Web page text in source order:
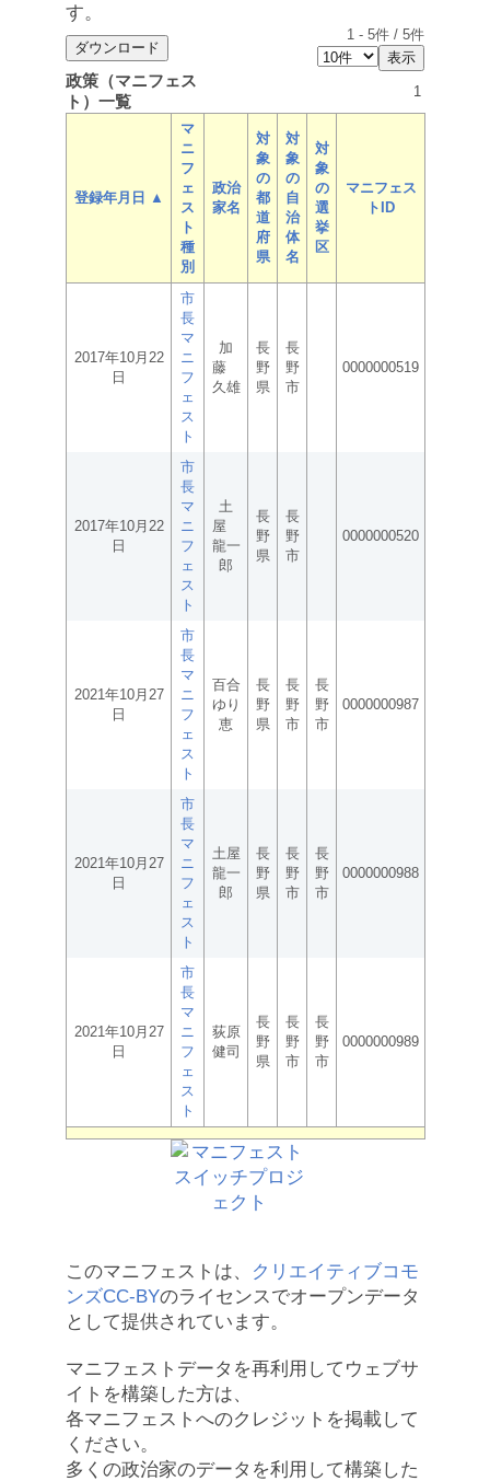
す。
1 - 5件 / 5件
政策（マニフェス
ト）一覧
1
登録年月日 ▲
マ
ニ
フ
ェ
ス
ト
種
別
政治
家名
対
象
の
都
道
府
県
対
象
の
自
治
体
名
対
象
の
選
挙
区
マニフェス
トID
2017年10月22
日
市
長
マ
ニ
フ
ェ
ス
ト
加
藤
久雄
長
野
県
長
野
市
0000000519
2017年10月22
日
市
長
マ
ニ
フ
ェ
ス
ト
土
屋
龍一
郎
長
野
県
長
野
市
0000000520
2021年10月27
日
市
長
マ
ニ
フ
ェ
ス
ト
百合
ゆり
恵
長
野
県
長
野
市
長
野
市
0000000987
2021年10月27
日
市
長
マ
ニ
フ
ェ
ス
ト
土屋
龍一
郎
長
野
県
長
野
市
長
野
市
0000000988
2021年10月27
日
市
長
マ
ニ
フ
ェ
ス
ト
荻原
健司
長
野
県
長
野
市
長
野
市
0000000989
このマニフェストは、
クリエイティブコモ
ンズCC-BYのライセンスでオープンデータ
として提供されています。
マニフェストデータを再利用してウェブサ
イトを構築した方は、
各マニフェストへのクレジットを掲載して
ください。
多くの政治家のデータを利用して構築した